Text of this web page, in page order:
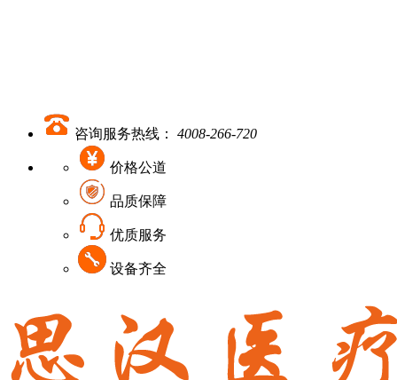
咨询服务热线： 4008-266-720
价格公道
品质保障
优质服务
设备齐全